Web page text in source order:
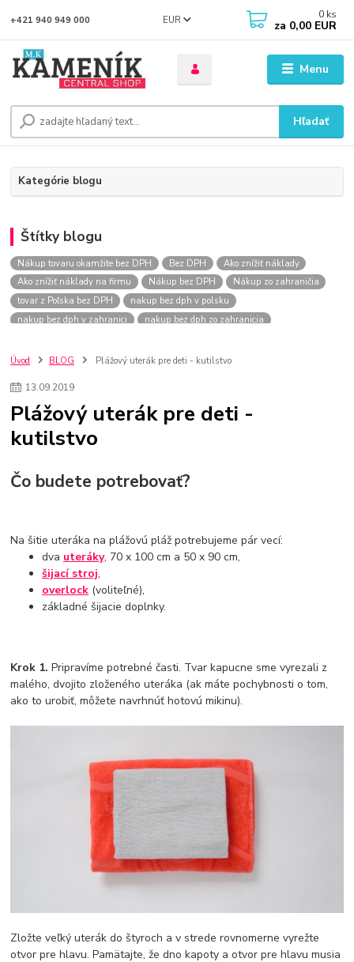
Menu
EUR
Hľadať
+421 940 949 000 0 ks
za 0,00 EUR
Kategórie blogu
Štítky blogu
Nákup tovaru okamžite bez DPH Bez DPH
Ako znížiť náklady
Ako znížiť náklady na firmu
Nákup bez DPH
Nákup zo zahraničia
tovar z Poľska bez DPH
nakup bez dph v polsku
nakup bez dph v zahranici
nakup bez dph zo zahranicia
szco nakup bez dph
Smart hodinky pre deti
Plyšový macovia
Lego Star Wars
Darčeky na Vianoce 2019
Vianočný darček pre dievča do 20€
Detské postele
L.O.L. Surprise bábiky
L.O.L. Surprise autíčka
L.O.L. Surprise zberateľské figúrky
L.O.L. OMG L.O.L. OMG Bábiky
Úvod BLOG Plážový uterák pre deti - kutilstvo
13.09.2019
Plážový uterák pre deti -
kutilstvo
Čo budete potrebovať?
Na šitie uteráka na plážovú pláž potrebujeme pár vecí:
dva uteráky, 70 x 100 cm a 50 x 90 cm,
šijací stroj,
overlock (voliteľné),
základné šijacie doplnky.
Krok 1.Pripravíme potrebné časti. Tvar kapucne sme vyrezali z
malého, dvojito zloženého uteráka (ak máte pochybnosti o tom,
ako to urobiť, môžete navrhnúť hotovú mikinu).
Zložte veľký uterák do štyroch a v strede rovnomerne vyrežte
otvor pre hlavu. Pamätajte, že dno kapoty a otvor pre hlavu musia